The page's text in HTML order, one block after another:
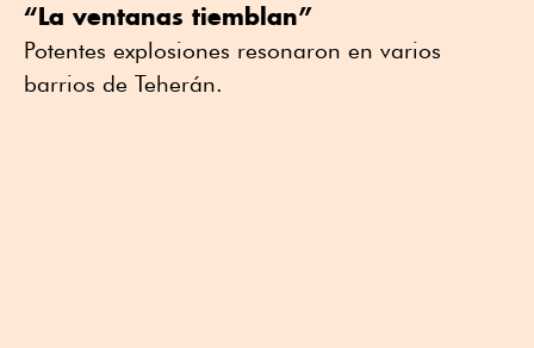
“La ventanas tiemblan”
Potentes explosiones resonaron en varios
barrios de Teherán.